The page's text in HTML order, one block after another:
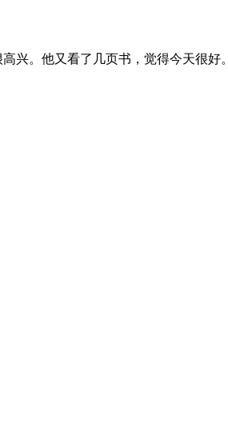
兴。他又看了几页书，觉得今天很好。